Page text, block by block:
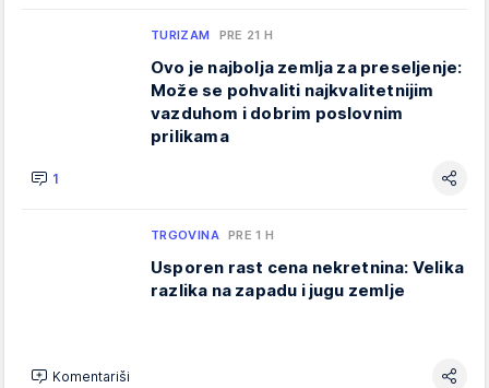
TURIZAM PRE 21 H
Ovo je najbolja zemlja za preseljenje:
Može se pohvaliti najkvalitetnijim
vazduhom i dobrim poslovnim
prilikama
1
TRGOVINA PRE 1 H
Usporen rast cena nekretnina: Velika
razlika na zapadu i jugu zemlje
Komentariši